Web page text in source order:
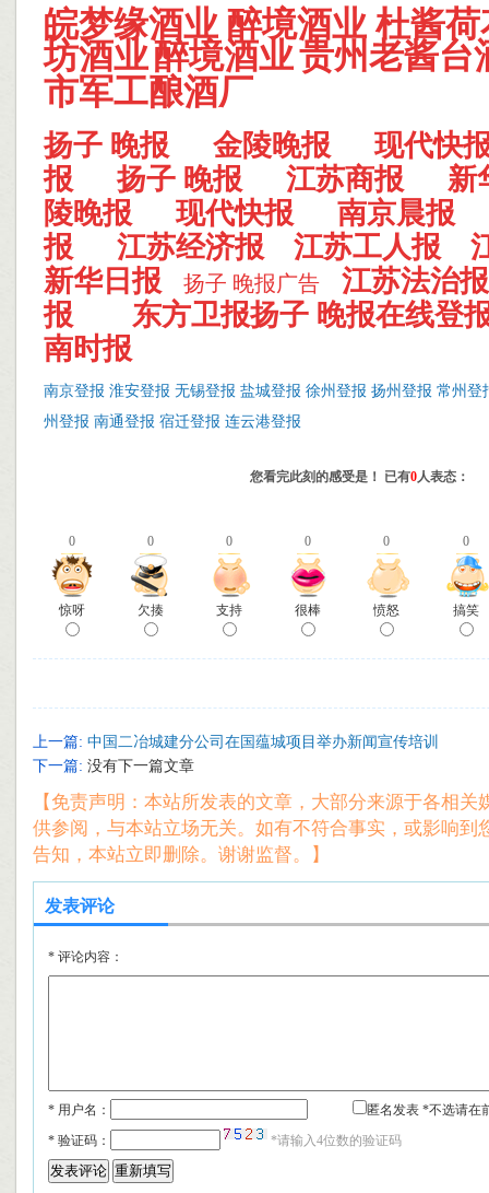
皖梦缘酒业 醉境酒业杜酱
坊酒业醉境酒业贵州老酱台
市军工酿酒厂
扬子 晚报 金陵晚报
现代快
报
扬子 晚报 江苏商报
新
陵晚报
现代快报
南京晨报
报
江苏经济报 江苏工人报
新华日报
扬子 晚报广告
江苏法治报
报
东方卫报扬子 晚报在线登
南时报
南京登报 淮安登报 无锡登报 盐城登报 徐州登报 扬州登报 常州登
州登报 南通登报 宿迁登报 连云港登报
您看完此刻的感受是！ 已有0人表态：
0 0 0 0 0 0
惊呀 欠揍 支持 很棒 愤怒 搞笑
上一篇: 中国二冶城建分公司在国蕴城项目举办新闻宣传培训
下一篇: 没有下一篇文章
【免责声明：本站所发表的文章，大部分来源于各相关
供参阅，与本站立场无关。如有不符合事实，或影响到
告知，本站立即删除。谢谢监督。】
发表评论
* 评论内容：
* 用户名：
匿名发表 *不选请在
* 验证码： *请输入4位数的验证码